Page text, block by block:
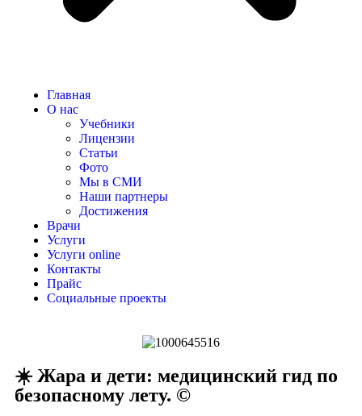
Главная
О нас
Учебники
Лицензии
Статьи
Фото
Мы в СМИ
Наши партнеры
Достижения
Врачи
Услуги
Услуги online
Контакты
Прайс
Социальные проекты
☀️ Жара и дети: медицинский гид по
безопасному лету. ©️